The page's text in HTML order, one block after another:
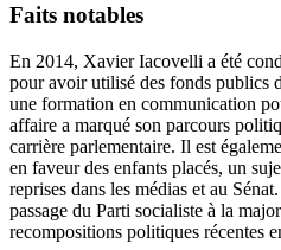
Faits notables
En 2014, Xavier Iacovelli a été
pour avoir utilisé des fonds publics
une formation en communication
affaire a marqué son parcours
carrière parlementaire. Il est
en faveur des enfants placés, un
reprises dans les médias et au
passage du Parti socialiste à la
recompositions politiques récentes